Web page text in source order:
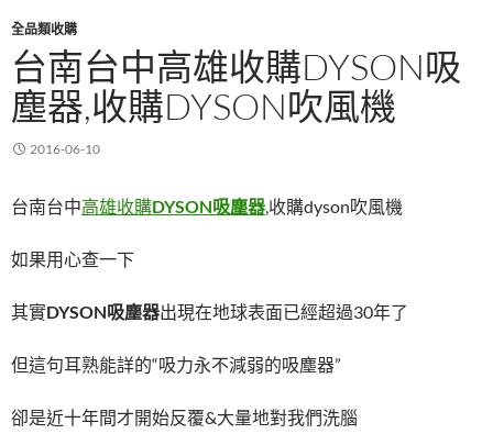
全品類收購
台南台中高雄收購DYSON吸
塵器,收購DYSON吹風機
2016-06-10
台南台中高雄收購DYSON吸塵器,收購dyson吹風機
如果用心查一下
其實DYSON吸塵器出現在地球表面已經超過30年了
但這句耳熟能詳的“吸力永不減弱的吸塵器”
卻是近十年間才開始反覆&大量地對我們洗腦